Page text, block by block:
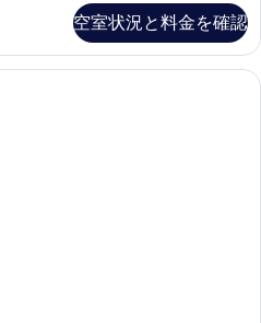
空室状況と料金を確認
クラシック ダブルルーム | 低刺激性